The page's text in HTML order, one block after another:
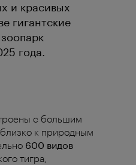
и красивых
гигантские
года.
с большим
к природным
600 видов
тигра,